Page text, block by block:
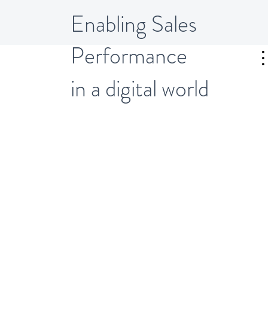
Enabling Sales
Performance
in a digital world
WISSENCE